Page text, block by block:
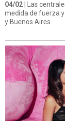
04/02 | Las
medida de fuerza
y Buenos Aires.